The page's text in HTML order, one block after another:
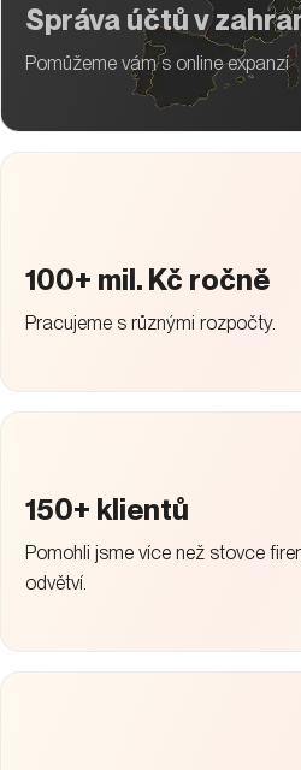
Správa účtů v
Pomůžeme vám s online expanzí
100+ mil. Kč ročně
Pracujeme s různými rozpočty.
150+ klientů
Pomohli jsme více než stovce
odvětví.